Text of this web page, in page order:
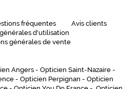
fréquentes
Avis clients
d'utilisation
générales de vente
Angers - Opticien Saint-Nazaire -
- Opticien Perpignan - Opticien